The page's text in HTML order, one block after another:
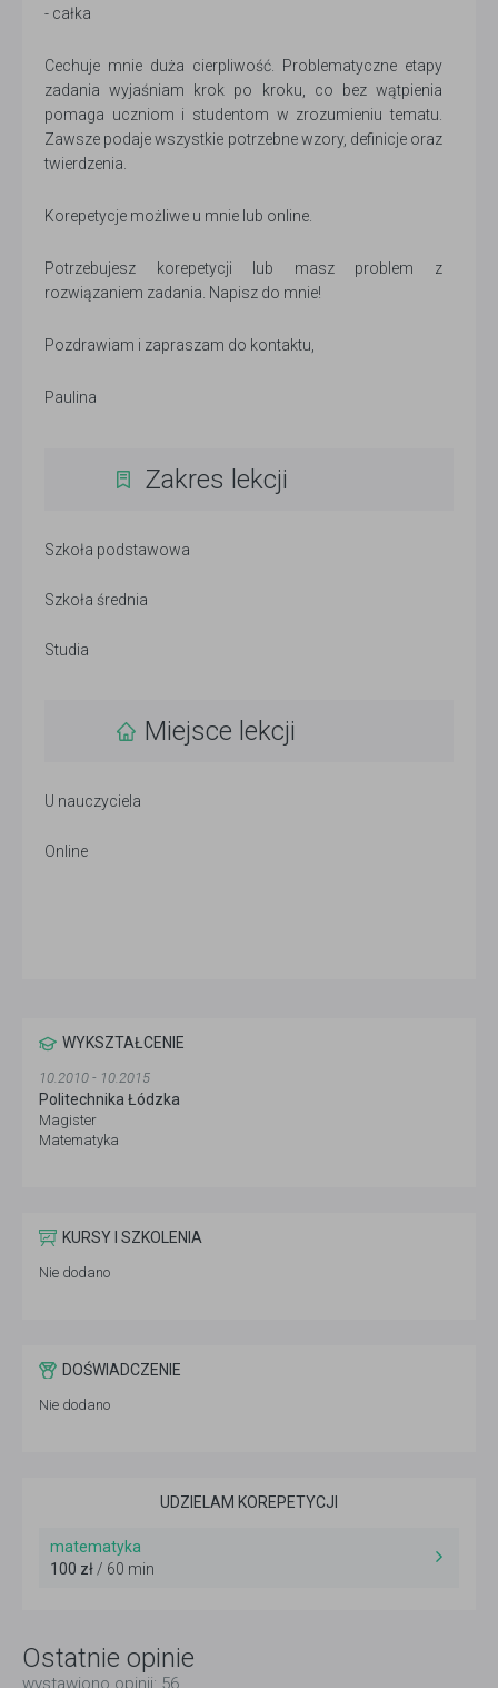
- całka
Cechuje mnie duża cierpliwość. Problematyczne etapy
zadania wyjaśniam krok po kroku, co bez wątpienia
pomaga uczniom i studentom w zrozumieniu tematu.
Zawsze podaje wszystkie potrzebne wzory, definicje oraz
twierdzenia.
Korepetycje możliwe u mnie lub online.
Potrzebujesz korepetycji lub masz problem z
rozwiązaniem zadania. Napisz do mnie!
Pozdrawiam i zapraszam do kontaktu,
Paulina
Zakres lekcji
Szkoła podstawowa
Szkoła średnia
Studia
Miejsce lekcji
U nauczyciela
Online
WYKSZTAŁCENIE
10.2010 - 10.2015
Politechnika Łódzka
Magister
Matematyka
KURSY I SZKOLENIA
Nie dodano
DOŚWIADCZENIE
Nie dodano
UDZIELAM KOREPETYCJI
matematyka
100 zł / 60 min
Ostatnie opinie
wystawiono opinii: 56